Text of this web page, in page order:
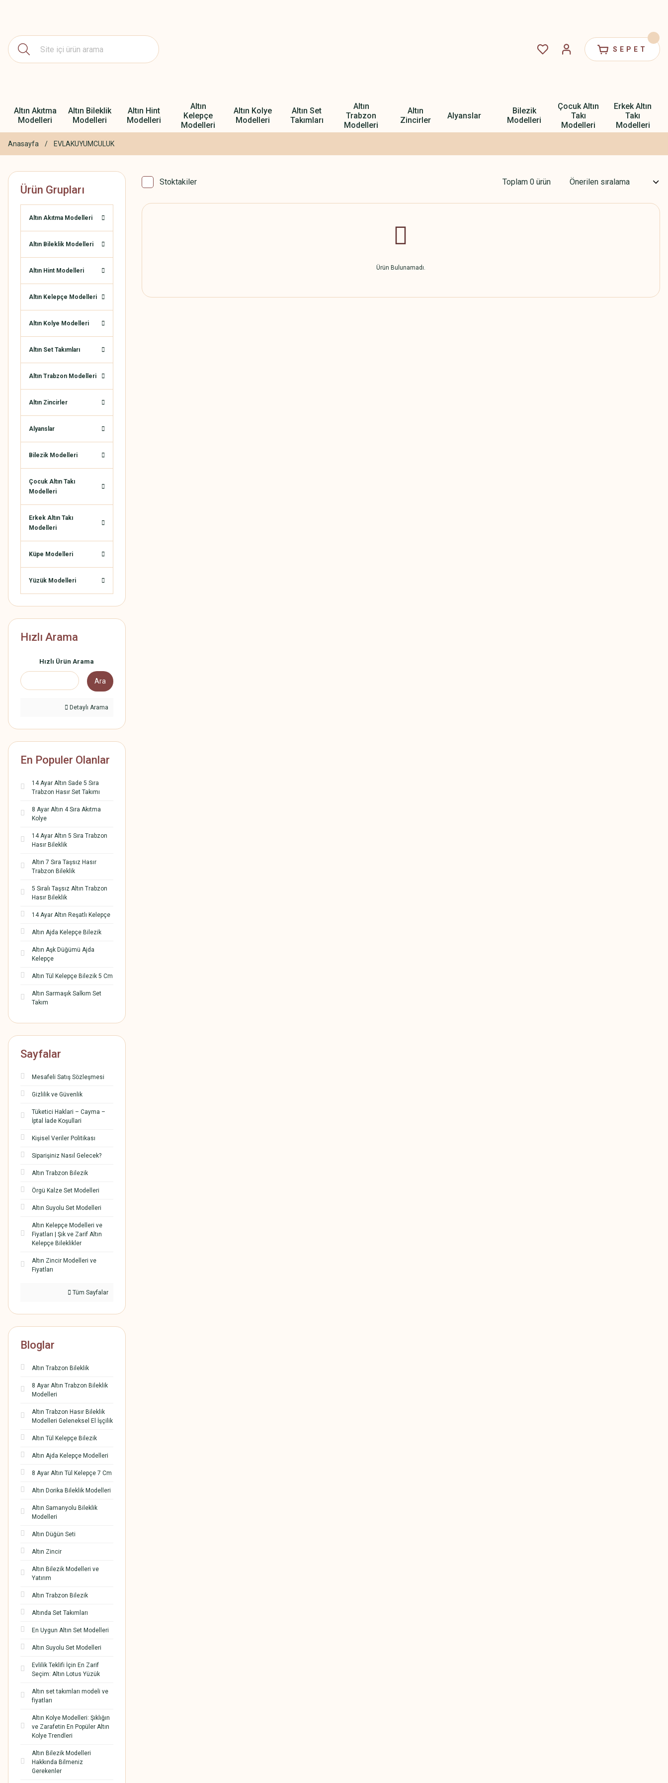
SEPET
Altın Akıtma
Modelleri
Altın Bileklik
Modelleri
Altın Hint
Modelleri
Altın
Kelepçe
Modelleri
Altın Kolye
Modelleri
Altın Set
Takımları
Altın
Trabzon
Modelleri
Altın
Zincirler
Alyanslar
Bilezik
Modelleri
Çocuk Altın
Takı
Modelleri
Erkek Altın
Takı
Modelleri
Anasayfa EVLAKUYUMCULUK
Ürün Grupları
Altın Akıtma Modelleri
Altın Bileklik Modelleri
Altın Hint Modelleri
Altın Kelepçe Modelleri
Altın Kolye Modelleri
Altın Set Takımları
Altın Trabzon Modelleri
Altın Zincirler
Alyanslar
Bilezik Modelleri
Çocuk Altın Takı
Modelleri
Erkek Altın Takı
Modelleri
Küpe Modelleri
Yüzük Modelleri
Hızlı Arama
Hızlı Ürün Arama
Ara
Detaylı Arama
En Populer Olanlar
14 Ayar Altın Sade 5 Sıra
Trabzon Hasır Set Takımı
8 Ayar Altın 4 Sıra Akıtma
Kolye
14 Ayar Altın 5 Sıra Trabzon
Hasır Bileklik
Altın 7 Sıra Taşsız Hasır
Trabzon Bileklik
5 Sıralı Taşsız Altın Trabzon
Hasır Bileklik
14 Ayar Altın Reşatlı Kelepçe
Altın Ajda Kelepçe Bilezik
Altın Aşk Düğümü Ajda
Kelepçe
Altın Tül Kelepçe Bilezik 5 Cm
Altın Sarmaşık Salkım Set
Takım
Sayfalar
Mesafeli Satış Sözleşmesi
Gizlilik ve Güvenlik
Tüketici Haklari – Cayma –
İptal İade Koşullari
Kişisel Veriler Politikası
Siparişiniz Nasıl Gelecek?
Altın Trabzon Bilezik
Örgü Kalze Set Modelleri
Altın Suyolu Set Modelleri
Altın Kelepçe Modelleri ve
Fiyatları | Şık ve Zarif Altın
Kelepçe Bileklikler
Altın Zincir Modelleri ve
Fiyatları
Tüm Sayfalar
Bloglar
Altın Trabzon Bileklik
8 Ayar Altın Trabzon Bileklik
Modelleri
Altın Trabzon Hasır Bileklik
Modelleri Geleneksel El İşçilik
Altın Tül Kelepçe Bilezik
Altın Ajda Kelepçe Modelleri
8 Ayar Altın Tül Kelepçe 7 Cm
Altın Dorika Bileklik Modelleri
Altın Samanyolu Bileklik
Modelleri
Altın Düğün Seti
Altın Zincir
Altın Bilezik Modelleri ve
Yatırım
Altın Trabzon Bilezik
Altında Set Takımları
En Uygun Altın Set Modelleri
Altın Suyolu Set Modelleri
Evlilik Teklifi İçin En Zarif
Seçim: Altın Lotus Yüzük
Altın set takımları modeli ve
fiyatları
Altın Kolye Modelleri: Şıklığın
ve Zarafetin En Popüler Altın
Kolye Trendleri
Altın Bilezik Modelleri
Hakkında Bilmeniz
Gerekenler
Stoktakiler Toplam 0 ürün
Ürün Bulunamadı.